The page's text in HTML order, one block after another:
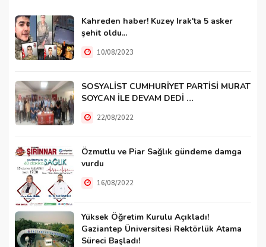
Kahreden haber! Kuzey Irak'ta 5 asker
şehit oldu...
10/08/2023
SOSYALİST CUMHURİYET PARTİSİ MURAT
SOYCAN İLE DEVAM DEDİ …
22/08/2022
Özmutlu ve Piar Sağlık gündeme damga
vurdu
16/08/2022
Yüksek Öğretim Kurulu Açıkladı!
Gaziantep Üniversitesi Rektörlük Atama
Süreci Başladı!